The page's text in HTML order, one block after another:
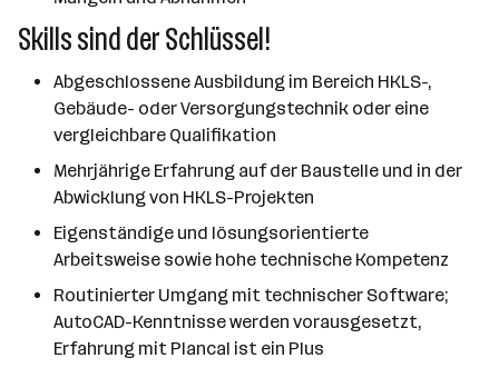
Skills sind der Schlüssel!
Abgeschlossene Ausbildung im Bereich HKLS-,
Gebäude- oder Versorgungstechnik oder eine
vergleichbare Qualifikation
Mehrjährige Erfahrung auf der Baustelle und in der
Abwicklung von HKLS-Projekten
Eigenständige und lösungsorientierte
Arbeitsweise sowie hohe technische Kompetenz
Routinierter Umgang mit technischer Software;
AutoCAD-Kenntnisse werden vorausgesetzt,
Erfahrung mit Plancal ist ein Plus